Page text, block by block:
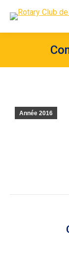
Année 2016